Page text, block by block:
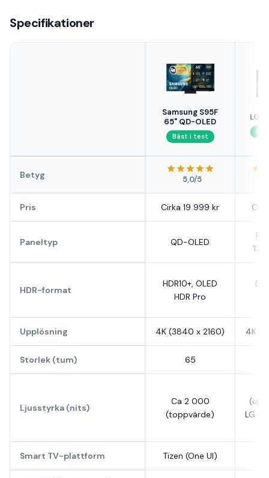
Specifikationer
Samsung S95F
65" QD-OLED
Bäst i test
LG
Betyg 5,0/5
Pris Cirka 19 999 kr
Paneltyp QD-OLED
HDR-format
HDR10+, OLED
HDR Pro
Upplösning 4K (3840 x 2160) 4K
Storlek (tum) 65
Ljusstyrka (nits)
Ca 2 000
(toppvärde)
LG
Smart TV-plattform Tizen (One UI)